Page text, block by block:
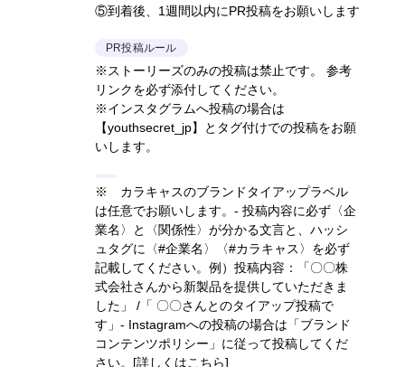
⑤到着後、1週間以内にPR投稿をお願いします
PR投稿ルール
※ストーリーズのみの投稿は禁止です。 参考
リンクを必ず添付してください。
※インスタグラムへ投稿の場合は
【youthsecret_jp】とタグ付けでの投稿をお願
いします。
※ カラキャスのブランドタイアップラベル
は任意でお願いします。- 投稿内容に必ず〈企
業名〉と〈関係性〉が分かる文言と、ハッシ
ュタグに〈#企業名〉〈#カラキャス〉を必ず
記載してください。 例）投稿内容：「〇〇株
式会社さんから新製品を提供していただきま
した」 /「 〇〇さんとのタイアップ投稿で
す」 - Instagramへの投稿の場合は「ブランド
コンテンツポリシー」に従って投稿してくだ
さい。 [詳しくはこちら]